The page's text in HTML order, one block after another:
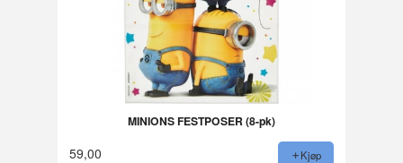
MINIONS FESTPOSER (8-pk)
59,00 Kjøp